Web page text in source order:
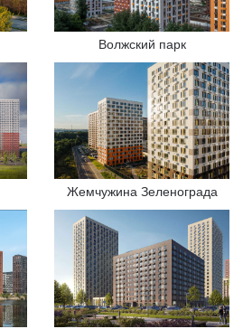
Волжский парк
Жемчужина Зеленограда